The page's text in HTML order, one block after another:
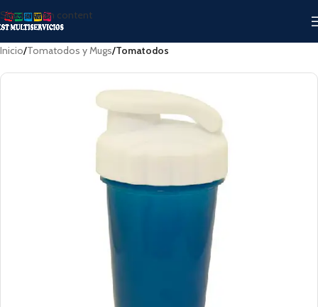
Skip to main content
Inicio Tomatodos y Mugs Tomatodos